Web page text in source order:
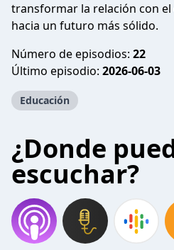
transformar la relación con
hacia un futuro más sólido.
Número de episodios: 22
Último episodio: 2026-06-03
Educación
¿Donde
escuchar?